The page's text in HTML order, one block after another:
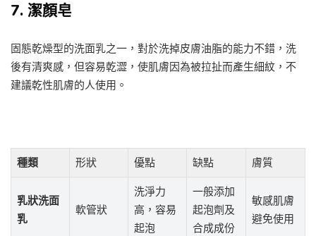
7. 潔顏皂
固態乾燥型的洗面乳之一，對於洗掉皮膚油脂的能力不錯，洗
後有清爽感，但容易乾澀，使肌膚因為被拉扯而產生細紋，不
建議乾性肌膚的人使用。
種類 形狀 優點 缺點 膚質
乳狀洗面
乳
軟管狀
洗淨力
高，容易
起泡
一般添加
起泡劑及
合成成份
敏感肌膚
避免使用